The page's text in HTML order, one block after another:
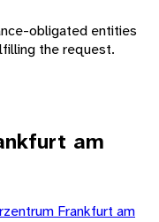
obligated entities
the request.
am
Frankfurt am